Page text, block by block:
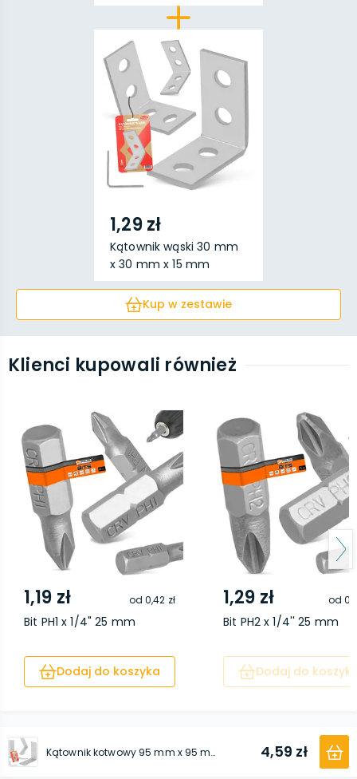
1,29 zł
Kątownik wąski 30 mm
x 30 mm x 15 mm
Kup w zestawie
Klienci kupowali również
1,19 zł od0,42 zł
Bit PH1 x 1/4" 25 mm
Dodaj do koszyka
1,29 zł od
Bit PH2 x 1/4'' 25 mm
Dodaj do
Kątownik kotwowy 95 mm x 95 mm x 40 mm 4,59 zł